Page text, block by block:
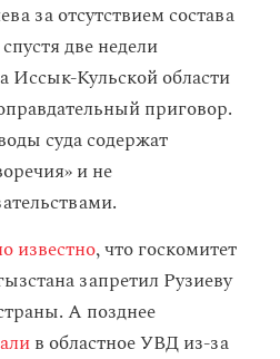
за отсутствием состава
две недели
Иссык-Кульской области
приговор.
суда содержат
и не
известно, что госкомитет
запретил Рузиеву
А позднее
в областное УВД из-за